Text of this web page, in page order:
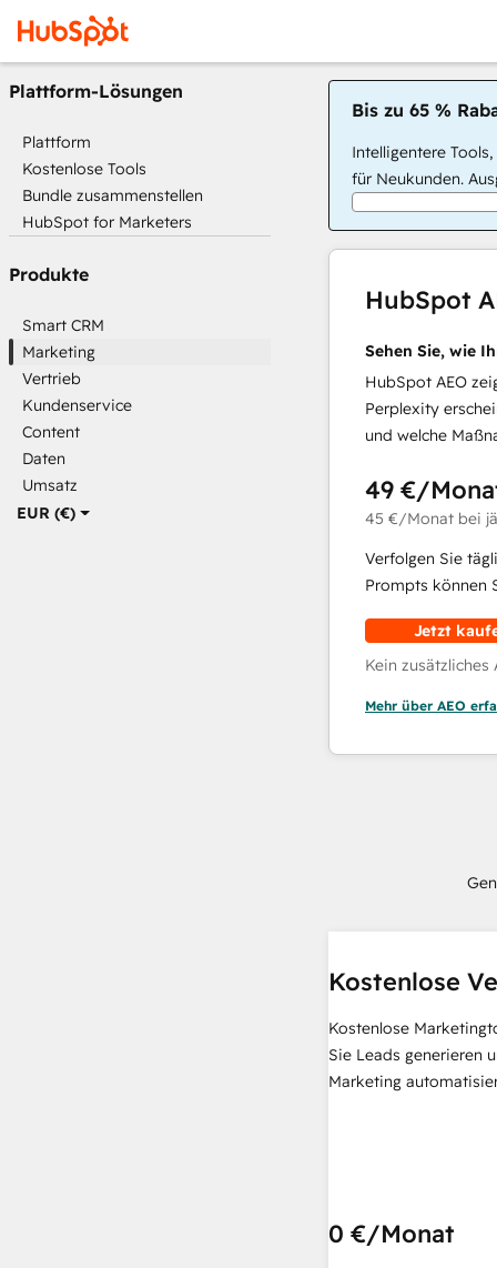
EUR (€)
Plattform-Lösungen
Plattform
Kostenlose Tools
Bundle zusammenstellen
HubSpot for Marketers
Produkte
Smart CRM
Marketing
Vertrieb
Kundenservice
Content
Daten
Umsatz
Bis zu 65 %
Intelligentere
für Neukunden.
HubSpot
Sehen Sie, wie
HubSpot AEO
Perplexity
und welche
49 €/
45 €/Monat bei
Verfolgen Sie
Prompts können
Jetzt
Kein
Mehr über AEO
Kostenlose
Kostenlose
Sie Leads generieren
Marketing
0 €/Monat